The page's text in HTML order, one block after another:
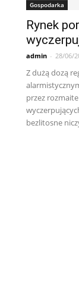
Gospodarka
Rynek
admin - 28/06/
Z dużą dozą
przez
bezlitosne